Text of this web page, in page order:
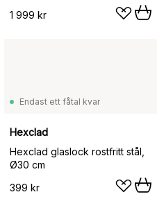
1 999 kr
Endast ett fåtal kvar
Hexclad
Hexclad glaslock rostfritt stål,
Ø30 cm
399 kr